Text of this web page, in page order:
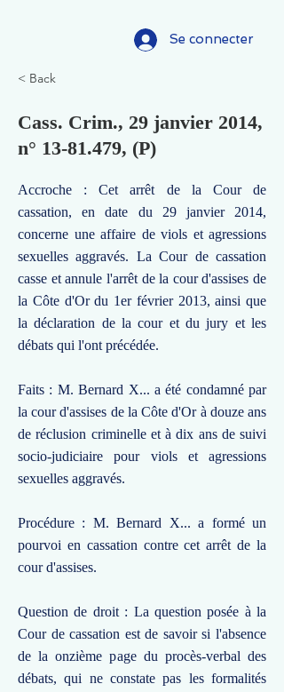
Se connecter
< Back
Cass. Crim., 29 janvier 2014,
n° 13-81.479, (P)
Accroche : Cet arrêt de la Cour de
cassation, en date du 29 janvier 2014,
concerne une affaire de viols et agressions
sexuelles aggravés. La Cour de cassation
casse et annule l'arrêt de la cour d'assises de
la Côte d'Or du 1er février 2013, ainsi que
la déclaration de la cour et du jury et les
débats qui l'ont précédée.
Faits : M. Bernard X... a été condamné par
la cour d'assises de la Côte d'Or à douze ans
de réclusion criminelle et à dix ans de suivi
socio-judiciaire pour viols et agressions
sexuelles aggravés.
Procédure : M. Bernard X... a formé un
pourvoi en cassation contre cet arrêt de la
cour d'assises.
Question de droit : La question posée à la
Cour de cassation est de savoir si l'absence
de la onzième page du procès-verbal des
débats, qui ne constate pas les formalités